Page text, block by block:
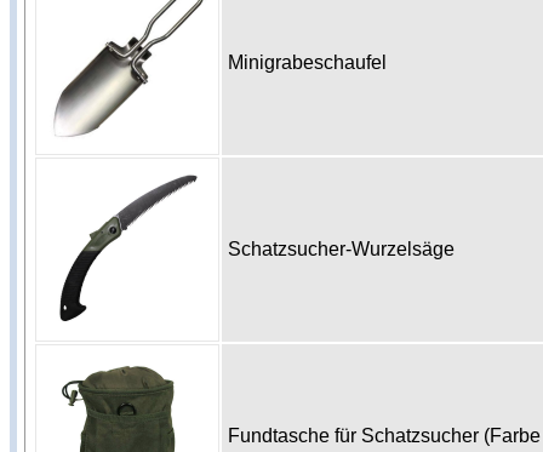
Minigrabeschaufel
Schatzsucher-Wurzelsäge
Fundtasche für Schatzsucher